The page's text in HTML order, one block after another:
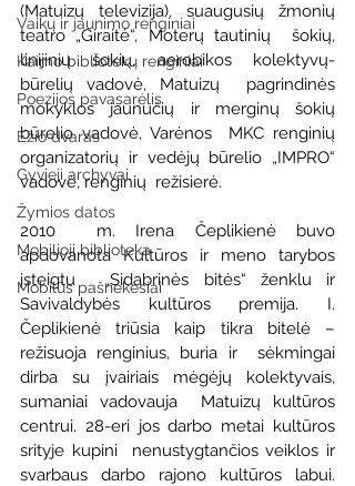
Vaikų ir jaunimo renginiai
Kaimo bibliotekų renginiai
Poezijos pavasarėlis
Ežio dvaras
Gyvieji archyvai
Žymios datos
Mobilioji biblioteka
Mobilūs pašnekesiai
(Matuizų televizija), suaugusių žmonių
teatro „Giraitė“, Moterų tautinių  šokių,
linijinių šokių, aerobikos kolektyvų-
būrelių vadovė, Matuizų  pagrindinės
mokyklos jaunučių ir merginų šokių
būrelio vadovė, Varėnos  MKC renginių
organizatorių ir vedėjų būrelio „IMPRO“
vadovė, renginių  režisierė.
2010  m. Irena Čeplikienė buvo
apdovanota Kultūros ir meno tarybos
įsteigtu  „Sidabrinės bitės“ ženklu ir
Savivaldybės kultūros premija. I.
Čeplikienė triūsia kaip tikra bitelė –
režisuoja renginius, buria ir  sėkmingai
dirba su įvairiais mėgėjų kolektyvais,
sumaniai vadovauja  Matuizų kultūros
centrui. 28-eri jos darbo metai kultūros
srityje kupini  nenustygtančios veiklos ir
svarbaus darbo rajono kultūros labui.